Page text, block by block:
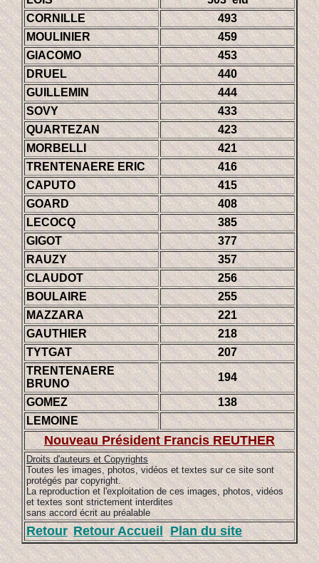
CORNILLE
493
MOULINIER
459
GIACOMO
453
DRUEL
440
GUILLEMIN
444
SOVY
433
QUARTEZAN
423
MORBELLI
421
TRENTENAERE ERIC
416
CAPUTO
415
GOARD
408
LECOCQ
385
GIGOT
377
RAUZY
357
CLAUDOT
256
BOULAIRE
255
MAZZARA
221
GAUTHIER
218
TYTGAT
207
TRENTENAERE
BRUNO
194
GOMEZ
138
LEMOINE
Nouveau Président Francis REUTHER
Droits d'auteurs et Copyrights
Toutes les images, photos, vidéos et textes sur ce site sont
protégés par copyright.
La reproduction et l'exploitation de ces images, photos, vidéos
et textes sont strictement interdites
sans accord écrit au préalable
Retour Retour Accueil Plan du site